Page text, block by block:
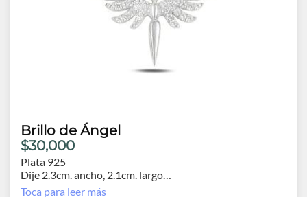
Brillo de Ángel
$30,000
Plata 925
Dije 2.3cm. ancho, 2.1cm. largo
Cadena 41cm. extensión 3.0cm.
Toca para leer más